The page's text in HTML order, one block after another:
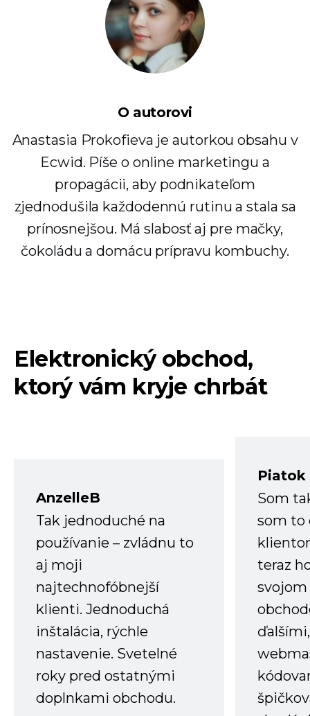
O autorovi
Anastasia Prokofieva je autorkou obsahu v
Ecwid. Píše o online marketingu a
propagácii, aby podnikateľom
zjednodušila každodennú rutinu a stala sa
prínosnejšou. Má slabosť aj pre mačky,
čokoládu a domácu prípravu kombuchy.
Elektronický obchod,
ktorý vám kryje chrbát
AnzelleB
Tak jednoduché na
používanie – zvládnu to
aj moji
najtechnofóbnejší
klienti. Jednoduchá
inštalácia, rýchle
nastavenie. Svetelné
roky pred ostatnými
doplnkami obchodu.
Piatok
Som
som to
teraz